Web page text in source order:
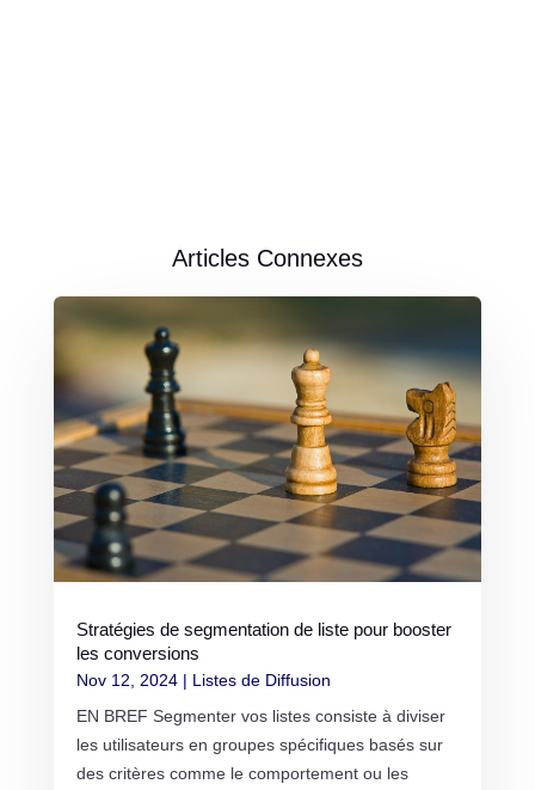
Articles Connexes
Stratégies de segmentation de liste pour booster
les conversions
Nov 12, 2024| Listes de Diffusion
EN BREF Segmenter vos listes consiste à diviser
les utilisateurs en groupes spécifiques basés sur
des critères comme le comportement ou les